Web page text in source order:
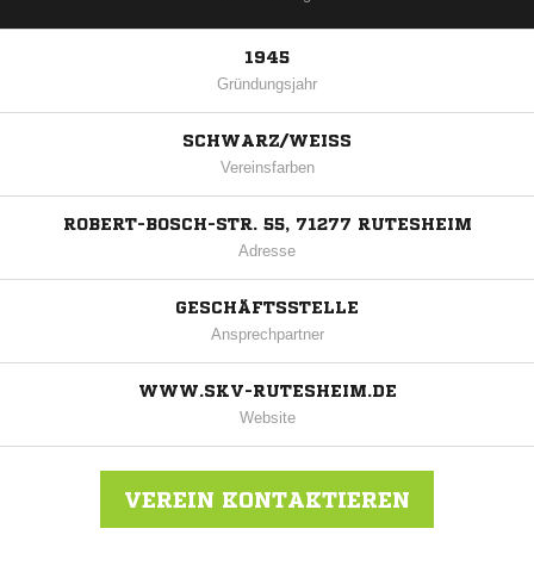
1945
Gründungsjahr
SCHWARZ/WEISS
Vereinsfarben
ROBERT-BOSCH-STR. 55, 71277 RUTESHEIM
Adresse
GESCHÄFTSSTELLE
Ansprechpartner
WWW.SKV-RUTESHEIM.DE
Website
VEREIN KONTAKTIEREN